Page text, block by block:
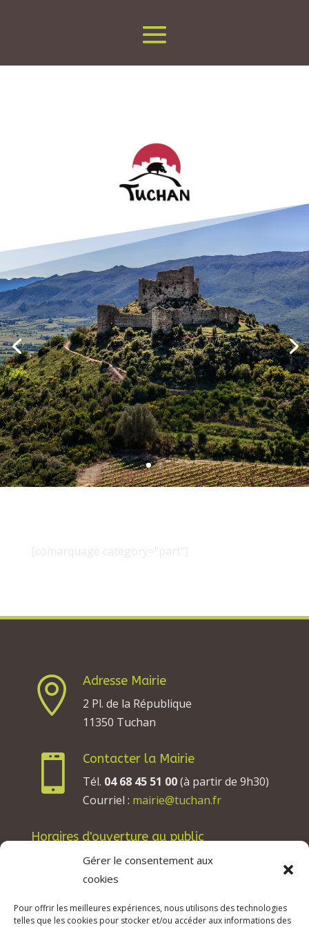
Gérer le consentement aux
cookies
Pour offrir les meilleures expériences, nous utilisons des technologies
telles que les cookies pour stocker et/ou accéder aux informations des

Adresse Mairie
2 Pl. de la République
11350 Tuchan

Contacter la Mairie
Tél. 04 68 45 51 00(à partir de 9h30)
Courriel : mairie@tuchan.fr
Horaires d'ouverture au public
Les lundis, mardis et jeudis : de 8h à 12h et de
13h30 à 17h30.
Les vendredis : de 8h à 12h.